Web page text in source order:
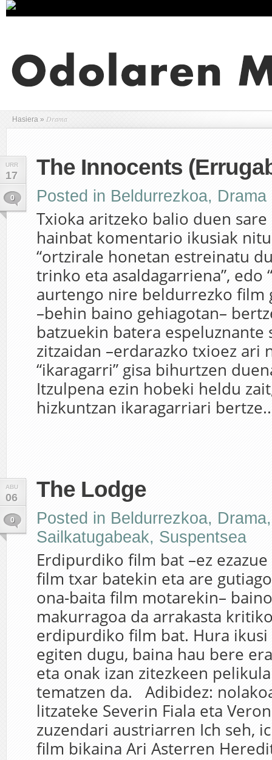
Hasiera » Drama
URR
17
0
The Innocents
Posted in Beldurrezkoa, Drama
Txioka aritzeko balio duen sare
hainbat komentario ikusiak
“ortzirale honetan estreinatu
trinko eta asaldagarriena”, edo
aurtengo nire beldurrezko film
–behin baino gehiagotan–
batzuekin batera espeluznante
zitzaidan –erdarazko txioez ari
“ikaragarri” gisa bihurtzen
Itzulpena ezin hobeki heldu
hizkuntzan ikaragarriari
ABU
06
0
The Lodge
Posted in Beldurrezkoa, Drama,
Sailkatugabeak, Suspentsea
Erdipurdiko film bat –ez
film txar batekin eta are
ona-baita film motarekin–
makurragoa da arrakasta
erdipurdiko film bat. Hura ikusi
egiten dugu, baina hau bere
eta onak izan zitezkeen
tematzen da. Adibidez:
litzateke Severin Fiala eta
zuzendari austriarren Ich seh,
film bikaina Ari Asterren